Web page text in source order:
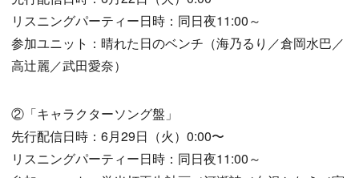
リスニングパーティー日時：同日夜11:00～
参加ユニット：晴れた日のベンチ（海乃るり／倉岡水巴／
高辻麗／武田愛奈）
②「キャラクターソング盤」
先行配信日時：6月29日（火）0:00〜
リスニングパーティー日時：同日夜11:00～